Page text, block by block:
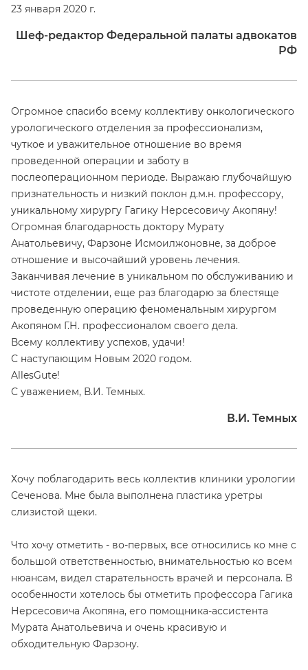
23 января 2020 г.
Шеф-редактор Федеральной палаты адвокатов
РФ
Огромное спасибо всему коллективу онкологического
урологического отделения за профессионализм,
чуткое и уважительное отношение во время
проведенной операции и заботу в
послеоперационном периоде. Выражаю глубочайшую
признательность и низкий поклон д.м.н. профессору,
уникальному хирургу Гагику Нерсесовичу Акопяну!
Огромная благодарность доктору Мурату
Анатольевичу, Фарзоне Исмоилжоновне, за доброе
отношение и высочайший уровень лечения.
Заканчивая лечение в уникальном по обслуживанию и
чистоте отделении, еще раз благодарю за блестяще
проведенную операцию феноменальным хирургом
Акопяном Г.Н. профессионалом своего дела.
Всему коллективу успехов, удачи!
С наступающим Новым 2020 годом.
AllesGute!
С уважением, В.И. Темных.
В.И. Темных
Хочу поблагодарить весь коллектив клиники урологии
Сеченова. Мне была выполнена пластика уретры
слизистой щеки.
Что хочу отметить - во-первых, все относились ко мне с
большой ответственностью, внимательностью ко всем
нюансам, видел старательность врачей и персонала. В
особенности хотелось бы отметить профессора Гагика
Нерсесовича Акопяна, его помощника-ассистента
Мурата Анатольевича и очень красивую и
обходительную Фарзону.